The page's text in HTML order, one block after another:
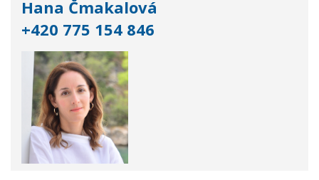
Hana Čmakalová
+420 775 154 846